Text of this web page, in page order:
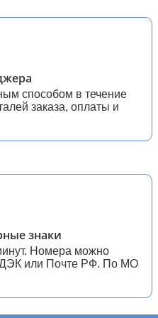
способом в течение
заказа, оплаты и
знаки
Номера можно
или Почте РФ. По МО